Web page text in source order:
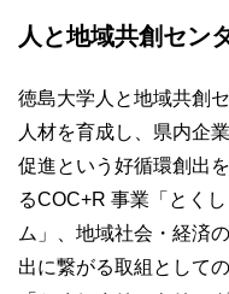
人と地域共創セン
徳島大学人と地域共創
人材を育成し、県内企
促進という好循環創出
るCOC+R 事業「とく
ム」、地域社会・経済
出に繋がる取組として